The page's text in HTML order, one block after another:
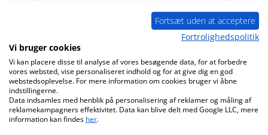
Fortsæt uden at acceptere
Fortrolighedspolitik
Vi bruger cookies
Vi kan placere disse til analyse af vores besøgende data, for at forbedre
vores websted, vise personaliseret indhold og for at give dig en god
webstedsoplevelse. For mere information om cookies bruger vi åbne
indstillingerne.
Data indsamles med henblik på personalisering af reklamer og måling af
reklamekampagners effektivitet. Data kan blive delt med Google LLC, mere
information kan findes her.